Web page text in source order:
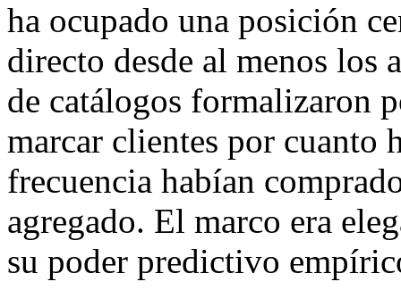
ha ocupado una posición
directo desde al menos los
de catálogos formalizaron
marcar clientes por cuanto
frecuencia habían
agregado. El marco era
su poder predictivo